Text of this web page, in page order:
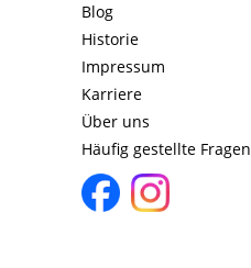
Blog
Historie
Impressum
Karriere
Über uns
Häufig gestellte Fragen